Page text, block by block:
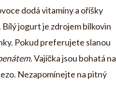
dodá vitamíny a oříšky
Bílý jogurt je zdrojem bílkovin
Pokud preferujete slanou
. Vajíčka jsou bohatá na
Nezapomínejte na pitný